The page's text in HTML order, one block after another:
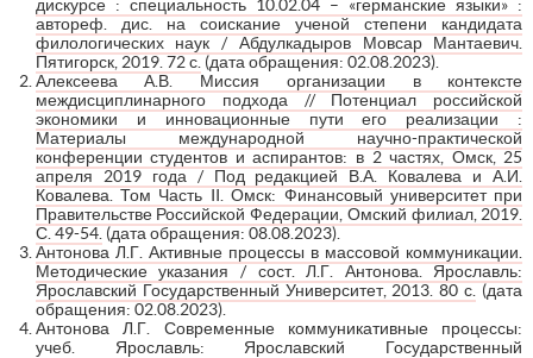
дискурсе : специальность 10.02.04 – «германские языки» :
автореф. дис. на соискание ученой степени кандидата
филологических наук / Абдулкадыров Мовсар Мантаевич.
Пятигорск, 2019. 72 с.(дата обращения: 02.08.2023).
Алексеева А.В. Миссия организации в контексте
междисциплинарного подхода // Потенциал российской
экономики и инновационные пути его реализации :
Материалы международной научно-практической
конференции студентов и аспирантов: в 2 частях, Омск, 25
апреля 2019 года / Под редакцией В.А. Ковалева и А.И.
Ковалева. Том Часть II. Омск: Финансовый университет при
Правительстве Российской Федерации, Омский филиал, 2019.
С. 49-54.(дата обращения: 08.08.2023).
Антонова Л.Г. Активные процессы в массовой коммуникации.
Методические указания / сост. Л.Г. Антонова. Ярославль:
Ярославский Государственный Университет, 2013. 80 с.(дата
обращения: 02.08.2023).
Антонова Л.Г. Современные коммуникативные процессы:
учеб. Ярославль: Ярославский Государственный